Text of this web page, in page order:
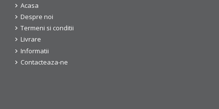
Acasa
Despre noi
Termeni si conditii
Livrare
Informatii
Contacteaza-ne